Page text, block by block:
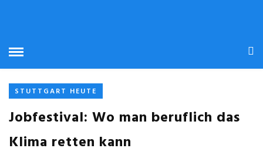
STUTTGART HEUTE
Jobfestival: Wo man beruflich das
Klima retten kann